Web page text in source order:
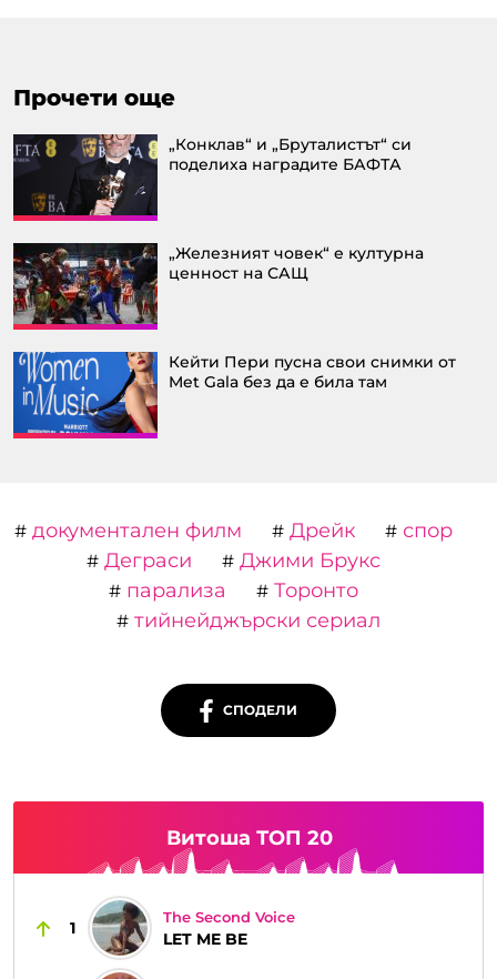
Прочети още
„Конклав“ и „Бруталистът“ си
поделиха наградите БАФТА
„Железният човек“ е културна
ценност на САЩ
Кейти Пери пусна свои снимки от
Met Gala без да е била там
# документален филм # Дрейк # спор
# Деграси # Джими Брукс
# парализа # Торонто
# тийнейджърски сериал
СПОДЕЛИ
Витоша ТОП 20
1
The Second Voice
LET ME BE